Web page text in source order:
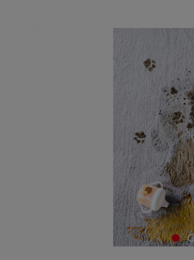
component.cms.imageGallery.skipImageGallery